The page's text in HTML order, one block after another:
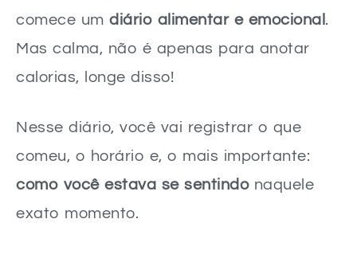
comece um diário alimentar e emocional .
Mas calma, não é apenas para anotar
calorias, longe disso!
Nesse diário, você vai registrar o que
comeu, o horário e, o mais importante:
como você estava se sentindonaquele
exato momento.